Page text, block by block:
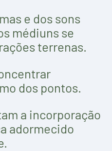
e dos sons
médiuns se
terrenas.
dos pontos.
a incorporação
adormecido